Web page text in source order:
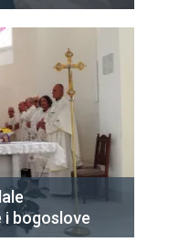
i bogoslove